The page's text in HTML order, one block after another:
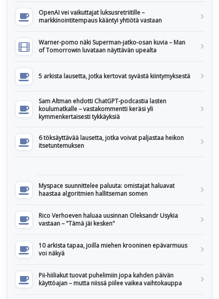
OpenAI vei vaikuttajat luksusretriitille –
markkinointitempaus kääntyi yhtiötä vastaan
Warner-pomo näki Superman-jatko-osan kuvia – Man
of Tomorrowin luvataan näyttävän upealta
5 arkista lausetta, jotka kertovat syvästä kiintymyksestä
Sam Altman ehdotti ChatGPT-podcastia lasten
koulumatkalle – vastakommentti keräsi yli
kymmenkertaisesti tykkäyksiä
6 töksäyttävää lausetta, jotka voivat paljastaa heikon
itsetuntemuksen
Myspace suunnittelee paluuta: omistajat haluavat
haastaa algoritmien hallitseman somen
Rico Verhoeven haluaa uusinnan Oleksandr Usykia
vastaan – "Tämä jäi kesken"
10 arkista tapaa, joilla miehen krooninen epävarmuus
voi näkyä
Pii-hiiliakut tuovat puhelimiin jopa kahden päivän
käyttöajan – mutta niissä piilee vaikea vaihtokauppa